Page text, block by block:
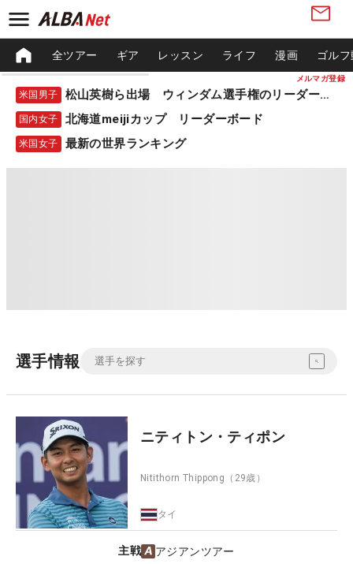
メルマガ登録
全ツアー ギア レッスン ライフ 漫画 ゴル
米国男子 松山英樹ら出場 ウィンダム選手権のリーダーボード
国内女子 北海道meijiカップ リーダーボード
米国女子 最新の世界ランキング
選手情報
ニティトン・ティポン
Nitithorn Thippong （29歳）
タイ
主戦 アジアンツアー